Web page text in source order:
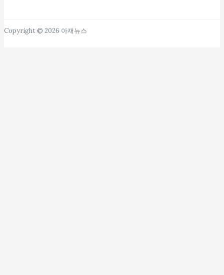
Copyright © 2026 아재뉴스